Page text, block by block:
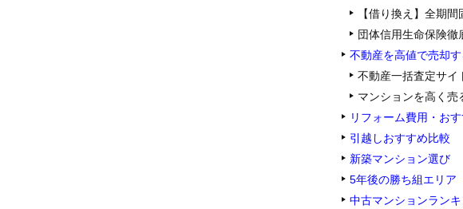
【借り換え】全期間
団体信用生命保険徹
不動産を高値で売却
不動産一括査定サイ
マンションを高く売
リフォーム費用・お
引越しおすすめ比較
新築マンション選び
5年後の勝ち組エリア
中古マンションラン